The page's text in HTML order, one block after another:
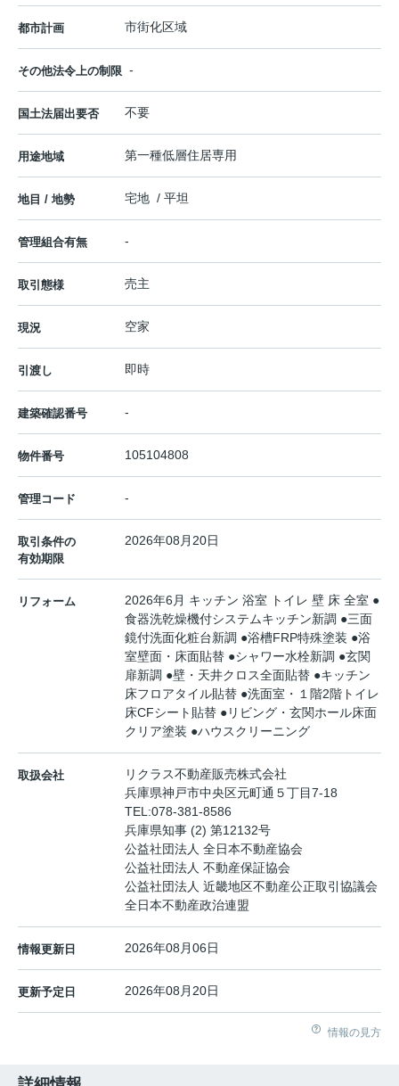
都市計画 市街化区域
その他法令上の制限 -
国土法届出要否 不要
用途地域 第一種低層住居専用
地目 / 地勢 宅地 / 平坦
管理組合有無 -
取引態様 売主
現況 空家
引渡し 即時
建築確認番号 -
物件番号 105104808
管理コード -
取引条件の
有効期限
2026年08月20日
リフォーム
2026年6月 キッチン 浴室 トイレ 壁 床 全室 ●
食器洗乾燥機付システムキッチン新調 ●三面
鏡付洗面化粧台新調 ●浴槽FRP特殊塗装 ●浴
室壁面・床面貼替 ●シャワー水栓新調 ●玄関
扉新調 ●壁・天井クロス全面貼替 ●キッチン
床フロアタイル貼替 ●洗面室・１階2階トイレ
床CFシート貼替 ●リビング・玄関ホール床面
クリア塗装 ●ハウスクリーニング
取扱会社
リクラス不動産販売株式会社
兵庫県神戸市中央区元町通５丁目7-18
TEL:078-381-8586
兵庫県知事 (2) 第12132号
公益社団法人 全日本不動産協会
公益社団法人 不動産保証協会
公益社団法人 近畿地区不動産公正取引協議会
全日本不動産政治連盟
情報更新日 2026年08月06日
更新予定日 2026年08月20日
情報の見方